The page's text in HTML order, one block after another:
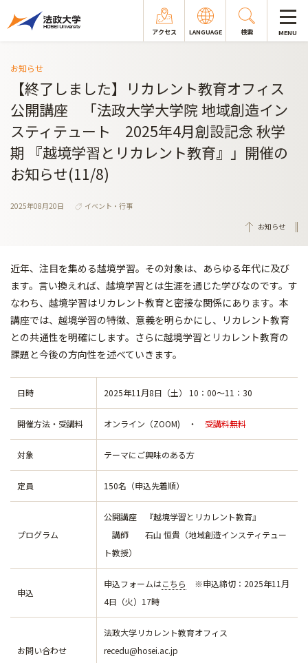
アクセス LANGUAGE 検索 MENU
お知らせ
【終了しました】リカレント教育オフィス
公開講座 「法政大学大学院 地域創造イン
スティテュート 2025年4月創設記念 秋学
期 『越境学習とリカレント教育』」開催の
お知らせ(11/8)
2025年08月20日
イベント・行事
お知らせ
近年、注目を集める越境学習。その対象は、あらゆる年代に及び
ます。言い換えれば、越境学習とは生涯を通じた学びなのです。す
なわち、越境学習はリカレント教育と密接な関係にあります。本
講座では、越境学習の特徴、意義を明らかにし、リカレント教育
との共通性を明確にします。さらに越境学習とリカレント教育の
課題と今後の方向性を述べていきます。
日時 2025年11月8日（土） 10：00～11：30
開催方法・受講料 オンライン（ZOOM) ・ 受講料無料
対象 テーマにご興味のある方
定員 150名（申込先着順）
プログラム
公開講座 『越境学習とリカレント教育』
講師 石山 恒貴（地域創造インスティテュー
ト教授）
申込
申込フォームはこちら
※申込締切：2025年11月
4日（火）17時
お問い合わせ
法政大学リカレント教育オフィス
recedu@hosei.ac.jp